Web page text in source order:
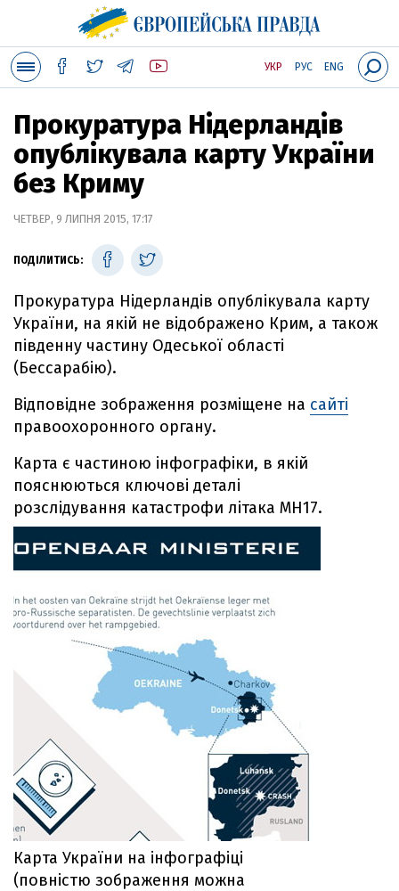
УКР РУС ENG
Прокуратура Нідерландів
опублікувала карту України
без Криму
ЧЕТВЕР, 9 ЛИПНЯ 2015, 17:17
ПОДІЛИТИСЬ:
Прокуратура Нідерландів опублікувала карту
України, на якій не відображено Крим, а також
південну частину Одеської області
(Бессарабію).
Відповідне зображення розміщене на сайті
правоохоронного органу.
Карта є частиною інфографіки, в якій
пояснюються ключові деталі
розслідування катастрофи літака МН17.
Карта України на інфографіці
(повністю зображення можна